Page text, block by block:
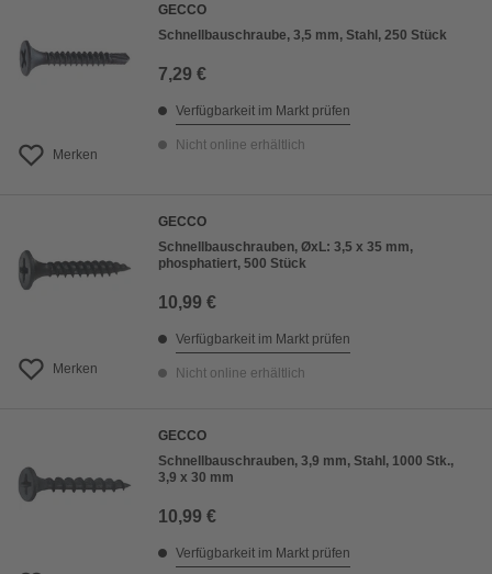
Merken
GECCO
Schnellbauschraube, 3,5 mm, Stahl, 250 Stück
7,29 €
Verfügbarkeit im Markt prüfen
Nicht online erhältlich
Merken
GECCO
Schnellbauschrauben, ØxL: 3,5 x 35 mm,
phosphatiert, 500 Stück
10,99 €
Verfügbarkeit im Markt prüfen
Nicht online erhältlich
GECCO
Schnellbauschrauben, 3,9 mm, Stahl, 1000 Stk.,
3,9 x 30 mm
10,99 €
Verfügbarkeit im Markt prüfen